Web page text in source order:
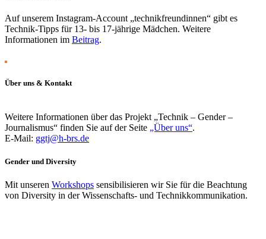
Auf unserem Instagram-Account „technikfreundinnen“ gibt es
Technik-Tipps für 13- bis 17-jährige Mädchen. Weitere
Informationen im Beitrag.
Über uns & Kontakt
Weitere Informationen über das Projekt „Technik – Gender –
Journalismus“ finden Sie auf der Seite „Über uns“.
E-Mail: ggtj@h-brs.de
Gender und Diversity
Mit unseren Workshops sensibilisieren wir Sie für die Beachtung
von Diversity in der Wissenschafts- und Technikkommunikation.